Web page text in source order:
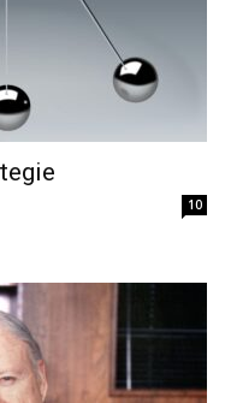
10